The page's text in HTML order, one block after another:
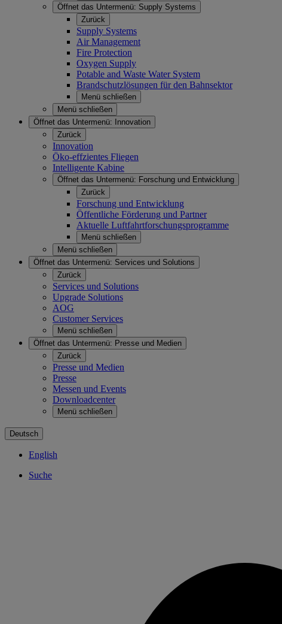
Öffnet das Untermenü: Supply Systems
Zurück
Supply Systems
Air Management
Fire Protection
Oxygen Supply
Potable and Waste Water System
Brandschutzlösungen für den Bahnsektor
Menü schließen
Menü schließen
Öffnet das Untermenü:
Innovation
Zurück
Innovation
Öko-effzientes Fliegen
Intelligente Kabine
Öffnet das Untermenü: Forschung und Entwicklung
Zurück
Forschung und Entwicklung
Öffentliche Förderung und Partner
Aktuelle Luftfahrtforschungsprogramme
Menü schließen
Menü schließen
Öffnet das Untermenü: Services und Solutions
Zurück
Services und Solutions
Upgrade Solutions
AOG
Customer Services
Menü schließen
Öffnet das Untermenü: Presse und Medien
Zurück
Presse und Medien
Presse
Messen und Events
Downloadcenter
Menü schließen
Deutsch
English
Suche